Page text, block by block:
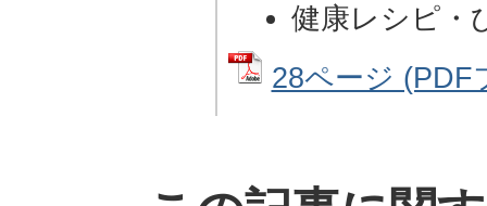
健康レシピ・
28ページ (PDF